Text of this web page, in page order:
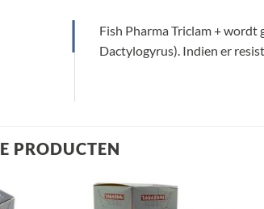
Fish Pharma Triclam +
Dactylogyrus). Indien er
PRODUCTEN